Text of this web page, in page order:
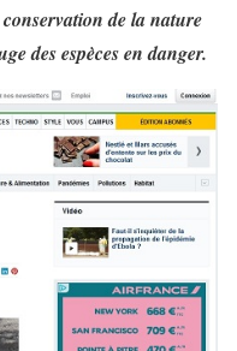
de la nature
des espèces en danger.